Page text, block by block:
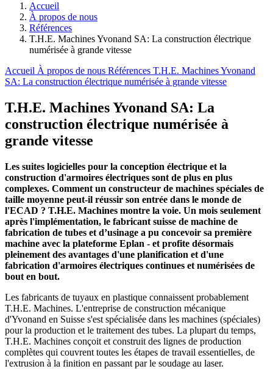
Accueil
À propos de nous
Références
T.H.E. Machines Yvonand SA: La construction électrique
numérisée à grande vitesse
Accueil À propos de nous Références T.H.E. Machines Yvonand
SA: La construction électrique numérisée à grande vitesse
T.H.E. Machines Yvonand SA: La
construction électrique numérisée à
grande vitesse
Les suites logicielles pour la conception électrique et la
construction d'armoires électriques sont de plus en plus
complexes. Comment un constructeur de machines spéciales de
taille moyenne peut-il réussir son entrée dans le monde de
l'ECAD ? T.H.E. Machines montre la voie. Un mois seulement
après l'implémentation, le fabricant suisse de machine de
fabrication de tubes et d’usinage a pu concevoir sa première
machine avec la plateforme Eplan - et profite désormais
pleinement des avantages d'une planification et d'une
fabrication d'armoires électriques continues et numérisées de
bout en bout.
Les fabricants de tuyaux en plastique connaissent probablement
T.H.E. Machines. L'entreprise de construction mécanique
d'Yvonand en Suisse s'est spécialisée dans les machines (spéciales)
pour la production et le traitement des tubes. La plupart du temps,
T.H.E. Machines conçoit et construit des lignes de production
complètes qui couvrent toutes les étapes de travail essentielles, de
l'extrusion à la finition en passant par le soudage au laser.